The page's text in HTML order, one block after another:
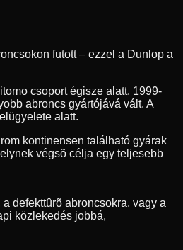
futott – ezzel a Dunlop a
csoport égisze alatt. 1999-
abroncs gyártójává vált. A
alatt.
kontinensen található gyárak
végsõ célja egy teljesebb
defekttûrõ abroncsokra, vagy a
közlekedés jobbá,